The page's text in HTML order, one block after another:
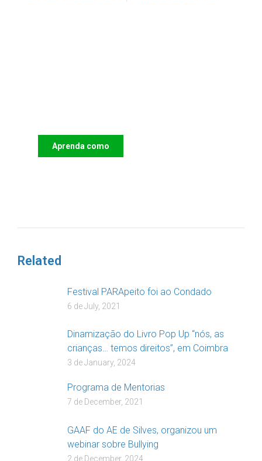
Aprenda como
Related
Festival PARApeito foi ao Condado
6 de July, 2021
Dinamização do Livro Pop Up “nós, as
crianças… temos direitos”, em Coimbra
3 de January, 2024
Programa de Mentorias
7 de December, 2021
GAAF do AE de Silves, organizou um
webinar sobre Bullying
2 de December, 2024